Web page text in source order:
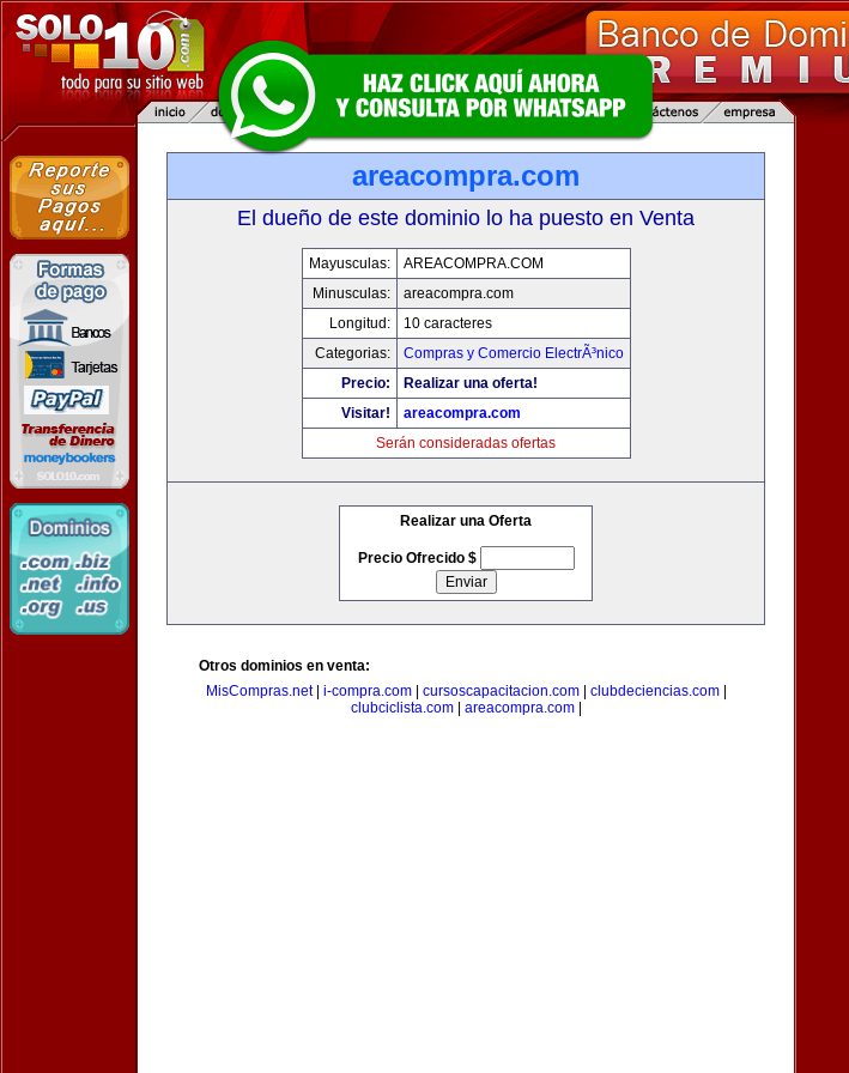
areacompra.com
El dueño de este dominio lo ha puesto en Venta
Mayusculas:
AREACOMPRA.COM
Minusculas:
areacompra.com
Longitud:
10 caracteres
Categorias:
Compras y Comercio ElectrÃ³nico
Precio:
Realizar una oferta!
Visitar!
areacompra.com
Serán consideradas ofertas
Realizar una Oferta
Precio Ofrecido $
Otros dominios en venta:
MisCompras.net| i-compra.com| cursoscapacitacion.com| clubdeciencias.com|
clubciclista.com| areacompra.com|